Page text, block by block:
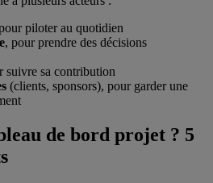
piloter au quotidien
, pour prendre des décisions
suivre sa contribution
(clients, sponsors), pour garder une
de bord projet ? 5